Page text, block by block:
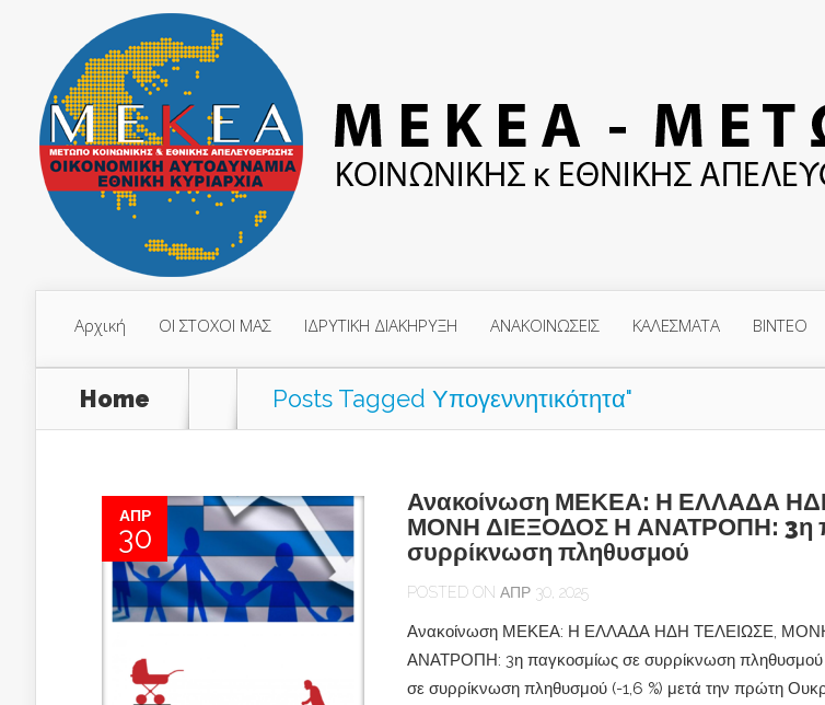
Αρχική ΟΙ ΣΤΟΧΟΙ ΜΑΣ ΙΔΡΥΤΙΚΗ ΔΙΑΚΗΡΥΞΗ ΑΝΑΚΟΙΝΩΣΕΙΣ ΚΑΛΕΣΜΑΤΑ ΒΙΝΤΕΟ
Home Posts Tagged Υπογεννητικότητα"
ΑΠΡ
30
Ανακοίνωση ΜΕΚΕΑ: Η ΕΛΛΑΔΑ
ΜΟΝΗ ΔΙΕΞΟΔΟΣ Η ΑΝΑΤΡΟΠΗ: 3η
συρρίκνωση πληθυσμού
POSTED ON ΑΠΡ 30, 2025
Ανακοίνωση ΜΕΚΕΑ: Η ΕΛΛΑΔΑ ΗΔΗ ΤΕΛΕΙΩΣΕ,
ΑΝΑΤΡΟΠΗ: 3η παγκοσμίως σε συρρίκνωση
σε συρρίκνωση πληθυσμού (-1,6 %) μετά την πρώτη